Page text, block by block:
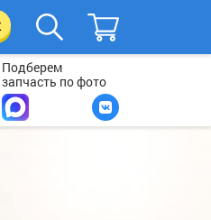
Подберем
запчасть по фото